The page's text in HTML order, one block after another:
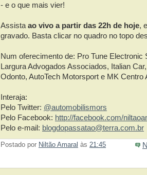
- e o que mais vier!
Assista ao vivo a partir das 22h de hoje,
gravado. Basta clicar no quadro no topo
Num oferecimento de: Pro Tune Electronic
Largura Advogados Associados, Italian
Odonto, AutoTech Motorsport e MK Centro
Interaja:
Pelo Twitter: @automobilismors
Pelo Facebook: http://facebook.com/
Pelo e-mail: blogdopassatao@terra.com.br
Postado por Niltão Amaral às 21:45